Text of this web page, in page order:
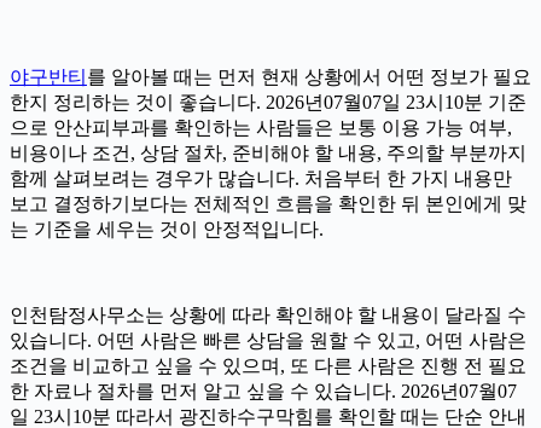
야구반티 를 알아볼 때는 먼저 현재 상황에서 어떤 정보가 필요
한지 정리하는 것이 좋습니다. 2026년07월07일 23시10분 기준
으로 안산피부과를 확인하는 사람들은 보통 이용 가능 여부,
비용이나 조건, 상담 절차, 준비해야 할 내용, 주의할 부분까지
함께 살펴보려는 경우가 많습니다. 처음부터 한 가지 내용만
보고 결정하기보다는 전체적인 흐름을 확인한 뒤 본인에게 맞
는 기준을 세우는 것이 안정적입니다.
인천탐정사무소는 상황에 따라 확인해야 할 내용이 달라질 수
있습니다. 어떤 사람은 빠른 상담을 원할 수 있고, 어떤 사람은
조건을 비교하고 싶을 수 있으며, 또 다른 사람은 진행 전 필요
한 자료나 절차를 먼저 알고 싶을 수 있습니다. 2026년07월07
일 23시10분 따라서 광진하수구막힘를 확인할 때는 단순 안내